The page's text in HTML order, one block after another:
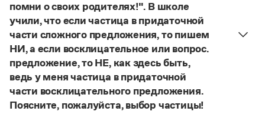
Справочник по фразеологии
Азбучные истины
Все справочники портала
Журнал
Новости и события
помни о своих родителях!". В школе
учили, что если частица в придаточной
части сложного предложения, то пишем
НИ, а если восклицательное или вопрос.
предложение, то НЕ, как здесь быть,
ведь у меня частица в придаточной
части восклицательного предложения.
Поясните, пожалуйста, выбор частицы!